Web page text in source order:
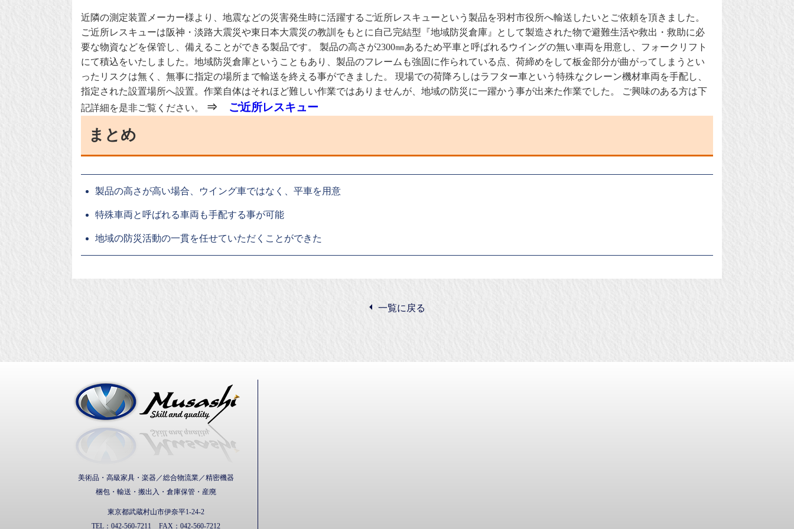
近隣の測定装置メーカー様より、地震などの災害発生時に活躍するご近所レスキューという製品を羽村市役所へ輸送したいとご依頼を頂きました。
ご近所レスキューは阪神・淡路大震災や東日本大震災の教訓をもとに自己完結型『地域防災倉庫』として製造された物で避難生活や救出・救助に必
要な物資などを保管し、備えることができる製品です。 製品の高さが2300㎜あるため平車と呼ばれるウイングの無い車両を用意し、フォークリフト
にて積込をいたしました。地域防災倉庫ということもあり、製品のフレームも強固に作られている点、荷締めをして板金部分が曲がってしまうとい
ったリスクは無く、無事に指定の場所まで輸送を終える事ができました。 現場での荷降ろしはラフター車という特殊なクレーン機材車両を手配し、
指定された設置場所へ設置。作業自体はそれほど難しい作業ではありませんが、地域の防災に一躍かう事が出来た作業でした。 ご興味のある方は下
記詳細を是非ご覧ください。
⇒ ご近所レスキュー
まとめ
製品の高さが高い場合、ウイング車ではなく、平車を用意
特殊車両と呼ばれる車両も手配する事が可能
地域の防災活動の一貫を任せていただくことができた
一覧に戻る
美術品・高級家具・楽器／総合物流業／精密機器
梱包・輸送・搬出入・倉庫保管・産廃
東京都武蔵村山市伊奈平1-24-2
TEL： 042-560-7211 FAX： 042-560-7212